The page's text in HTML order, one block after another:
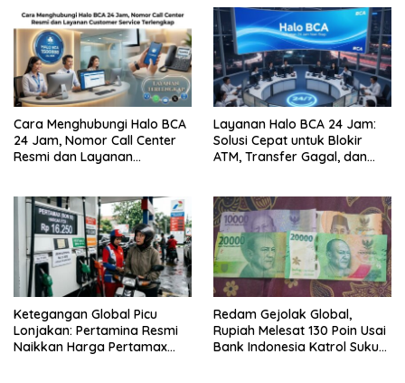
Cara Menghubungi Halo BCA
24 Jam, Nomor Call Center
Resmi dan Layanan
Layanan Halo BCA 24 Jam:
Solusi Cepat untuk Blokir
ATM, Transfer Gagal, dan
Ketegangan Global Picu
Lonjakan: Pertamina Resmi
Naikkan Harga Pertamax
Redam Gejolak Global,
Rupiah Melesat 130 Poin Usai
Bank Indonesia Katrol Suku